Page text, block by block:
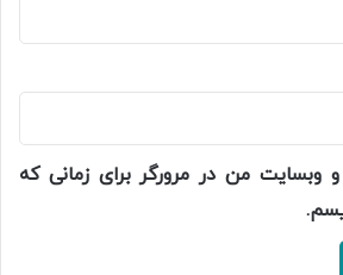
و وبسایت من در مرورگر برای زمانی که